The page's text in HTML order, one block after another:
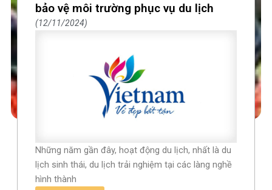
bảo vệ môi trường phục vụ du lịch
12/11/2024
Những năm gần đây, hoạt động du lịch, nhất là du
lịch sinh thái, du lịch trải nghiệm tại các làng nghề
hình thành